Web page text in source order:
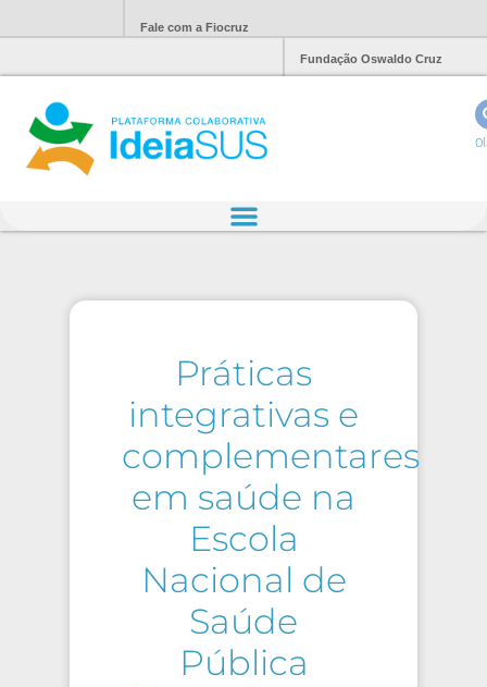
Fale com a Fiocruz
Fundação Oswaldo Cruz
Práticas
integrativas e
complementares
em saúde na
Escola
Nacional de
Saúde
Pública